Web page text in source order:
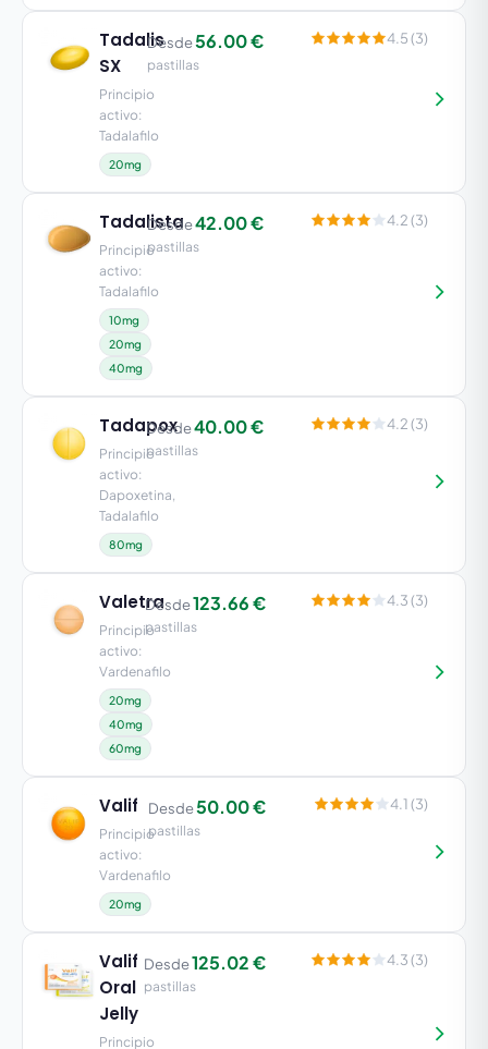
Tadalista
Principio
activo:
Tadalafilo
10mg
20mg
40mg
Desde42.00 €
pastillas
4.2 (3)
Tadalis
SX
Principio
activo:
Tadalafilo
20mg
Desde56.00 €
pastillas
4.5 (3)
Tadapox
Principio
activo:
Dapoxetina,
Tadalafilo
80mg
Desde40.00 €
pastillas
4.2 (3)
Valif
Principio
activo:
Vardenafilo
20mg
Desde50.00 €
pastillas
4.1 (3)
Valif
Oral
Jelly
Principio
Desde125.02 €
pastillas
4.3 (3)
Valetra
Principio
activo:
Vardenafilo
20mg
40mg
60mg
Desde123.66 €
pastillas
4.3 (3)